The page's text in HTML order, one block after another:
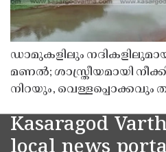
ഡാമുകളിലും
മണൽ; ശാസ്ത്രീയമായി
നിറയും, വെള്ളപ്പൊക്കവും
Kasaragod